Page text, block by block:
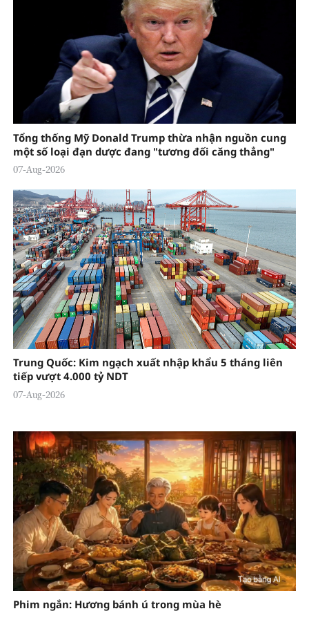
Tổng thống Mỹ Donald Trump thừa nhận nguồn cung
một số loại đạn dược đang "tương đối căng thẳng"
07-Aug-2026
Trung Quốc: Kim ngạch xuất nhập khẩu 5 tháng liên
tiếp vượt 4.000 tỷ NDT
07-Aug-2026
Phim ngắn: Hương bánh ú trong mùa hè